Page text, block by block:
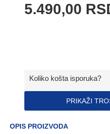
5.490,00
Koliko košta isporuka?
PRIKAŽI
OPIS PROIZVODA